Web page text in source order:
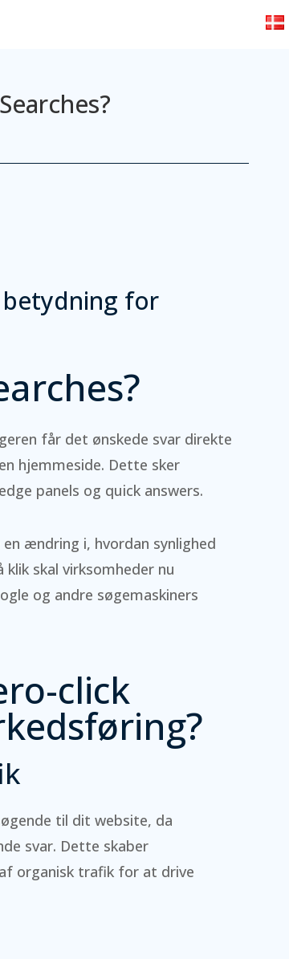
betydning for
får det ønskede svar direkte
hjemmeside. Dette sker
panels og quick answers.
ændring i, hvordan synlighed
skal virksomheder nu
og andre søgemaskiners
click
til dit website, da
svar. Dette skaber
organisk trafik for at drive